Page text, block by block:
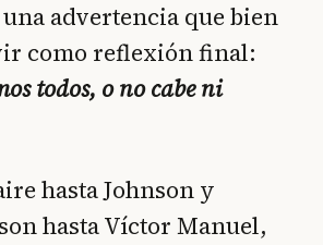
advertencia que bien
como reflexión final:
todos, o no cabe ni
hasta Johnson y
hasta Víctor Manuel,